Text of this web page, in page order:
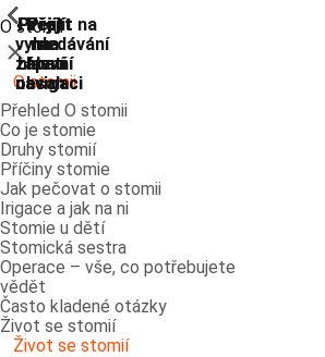
Přejít na
vyhledávání
Přejít
na
hlavní
navigaci
Přejít
na
hlavní
navigaci
Přejít
na
hlavní
obsah
Přejít
na
zápatí
O stomii
ShowPrevious
Zavřít
O stomii
Přehled O stomii
Co je stomie
Druhy stomií
Příčiny stomie
Jak pečovat o stomii
Irigace a jak na ni
Stomie u dětí
Stomická sestra
Operace – vše, co potřebujete
vědět
Často kladené otázky
Život se stomií
ShowPrevious
Život se stomií
ShowPrevious
ShowPrevious
ShowPrevious
ShowPrevious
ShowPrevious
ShowPrevious